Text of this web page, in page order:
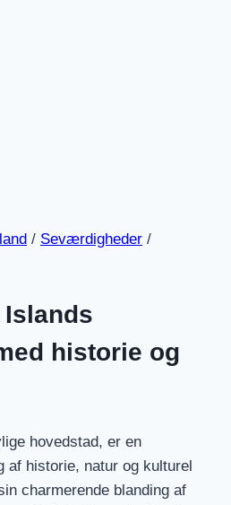
/ Seværdigheder /
historie og
hovedstad, er en
af historie, natur og kulturel
charmerende blanding af